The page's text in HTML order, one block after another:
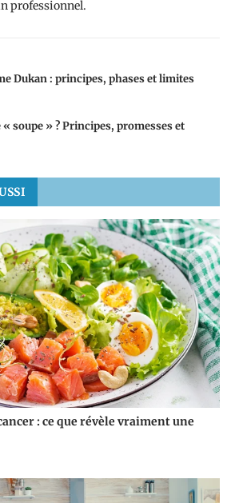
professionnel.
Dukan : principes, phases et limites
« soupe » ? Principes, promesses et
: ce que révèle vraiment une